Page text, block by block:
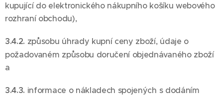
kupující do elektronického nákupního košíku webového
rozhraní obchodu),
3.4.2. způsobu úhrady kupní ceny zboží, údaje o
požadovaném způsobu doručení objednávaného zboží
a
3.4.3. informace o nákladech spojených s dodáním